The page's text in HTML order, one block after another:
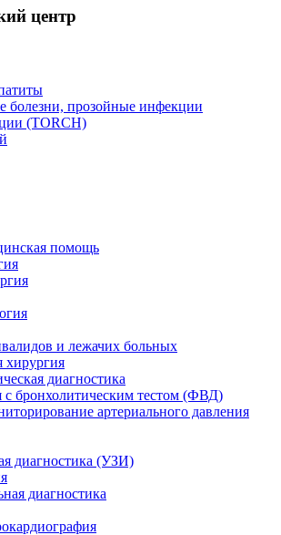
центр
болезни, прозойные инфекции
(TORCH)
помощь
и лежачих больных
хирургия
диагностика
с бронхолитическим тестом (ФВД)
артериального давления
диагностика (УЗИ)
диагностика